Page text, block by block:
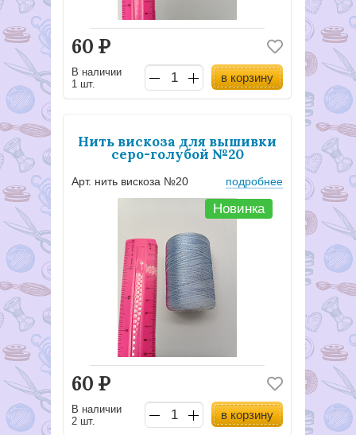
60 Р
В наличии
1 шт.
в корзину
Нить вискоза для вышивки
серо-голубой №20
Арт. нить вискоза №20 подробнее
Новинка
60 Р
В наличии
2 шт.
в корзину